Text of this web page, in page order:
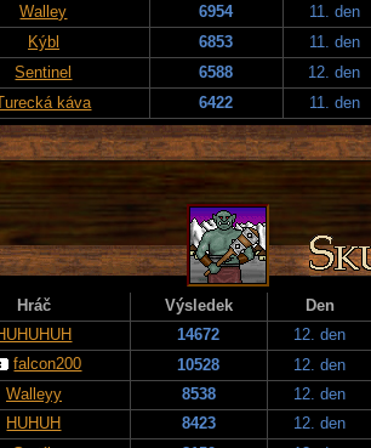
Walley 6954
11. den
Kýbl 6853
11. den
Sentinel 6588
12. den
káva 6422 11. den
Hráč Výsledek
Den
14672
12. den
falcon200 10528
12. den
Walleyy 8538
12. den
HUHUH 8423
12. den